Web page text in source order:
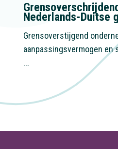
Nederlands-Duitse
Grensoverstijgend
aanpassingsvermogen en
...